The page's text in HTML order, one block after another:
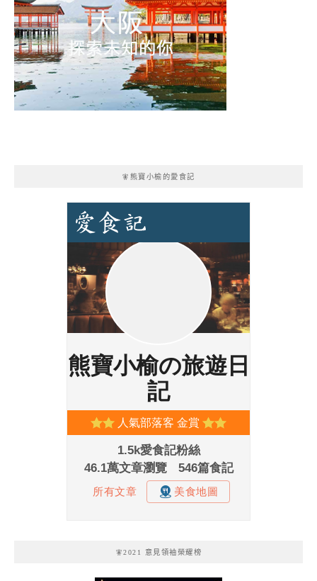
🧚熊寶小榆的愛食記
🧚2021 意見領袖榮耀榜